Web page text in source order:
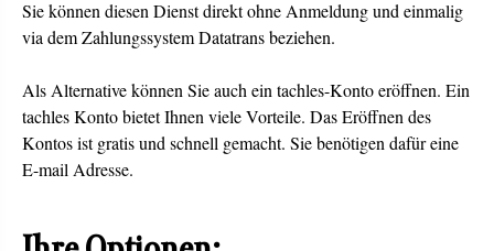
Sie können diesen Dienst direkt ohne Anmeldung und einmalig
via dem Zahlungssystem Datatrans beziehen.
Als Alternative können Sie auch ein tachles-Konto eröffnen. Ein
tachles Konto bietet Ihnen viele Vorteile. Das Eröffnen des
Kontos ist gratis und schnell gemacht. Sie benötigen dafür eine
E-mail Adresse.